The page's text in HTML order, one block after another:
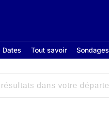
Dates Tout savoir Sondages